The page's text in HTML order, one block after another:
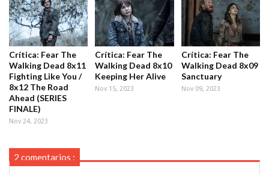
Crítica: Fear The
Walking Dead 8x11
Fighting Like You /
8x12 The Road
Ahead (SERIES
FINALE)
Nov 24, 2023
Crítica: Fear The
Walking Dead 8x10
Keeping Her Alive
Nov 15, 2023
Crítica: Fear The
Walking Dead 8x09
Sanctuary
Nov 09, 2023
2 comentarios :